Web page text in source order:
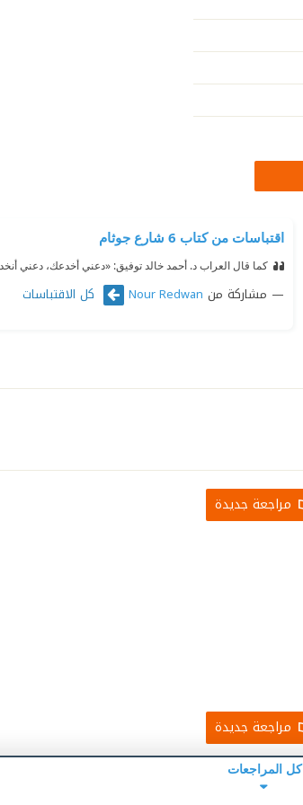
اقتباسات من كتاب 6 شارع جوثام
كما قال العراب د. أحمد خالد توفيق: «دعني أخدعك، دعني
مشاركة من Nour Redwan كل الاقتباسات
مراجعة جديدة
مراجعة جديدة
كل المراجعات